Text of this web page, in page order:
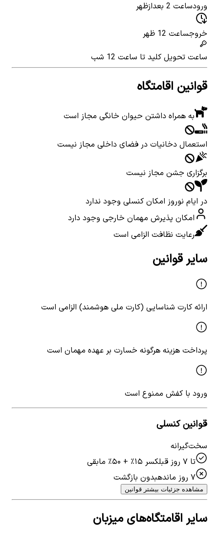
ورودساعت 2 بعدازظهر
خروجساعت 12 ظهر
ساعت تحویل کلید تا ساعت 12 شب
قوانین اقامتگاه
به همراه داشتن حیوان خانگی مجاز است
استعمال دخانیات در فضای داخلی مجاز نیست
برگزاری جشن مجاز نیست
در ایام نوروز امکان کنسلی وجود ندارد
امکان پذیرش مهمان خارجی وجود دارد
رعایت نظافت الزامی است
سایر قوانین
ارائه کارت شناسایی (کارت ملی هوشمند) الزامی است
پرداخت هزینه هرگونه خسارت بر عهده مهمان است
ورود با کفش ممنوع است
قوانین کنسلی
سخت‌گیرانه
تا ۷ روز قبل
کسر ۱۵٪ + ۵۰٪ مابقی
۷ روز مانده
بدون بازگشت
مشاهده جزئیات بیشتر قوانین
سایر اقامتگاه‌های میزبان